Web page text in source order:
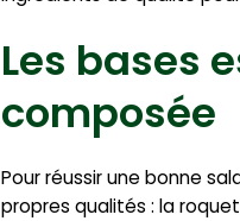
Les bases
composée
Pour réussir une bonne
propres qualités : la